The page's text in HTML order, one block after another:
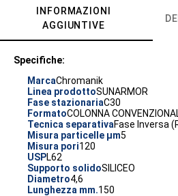
INFORMAZIONI
AGGIUNTIVE
Specifiche:
MarcaChromanik
Linea prodottoSUNARMOR
Fase stazionariaC30
FormatoCOLONNA
Tecnica separativaFase Inversa
Misura particelle µm5
Misura pori120
USPL62
Supporto solidoSILICEO
Diametro4,6
Lunghezza mm.150